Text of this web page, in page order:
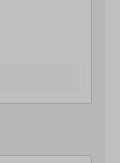
liebevollen
Leuchtturm
Sortiment, um